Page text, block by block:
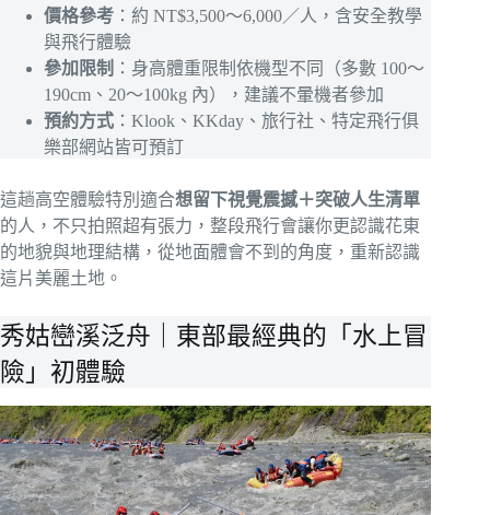
價格參考 ：約 NT$3,500～6,000／人，含安全教學
與飛行體驗
參加限制 ：身高體重限制依機型不同（多數 100～
190cm、20～100kg 內），建議不暈機者參加
預約方式 ：Klook、KKday、旅行社、特定飛行俱
樂部網站皆可預訂
這趟高空體驗特別適合想留下視覺震撼＋突破人生清單
的人，不只拍照超有張力，整段飛行會讓你更認識花東
的地貌與地理結構，從地面體會不到的角度，重新認識
這片美麗土地。
秀姑巒溪泛舟｜東部最經典的「水上冒
險」初體驗